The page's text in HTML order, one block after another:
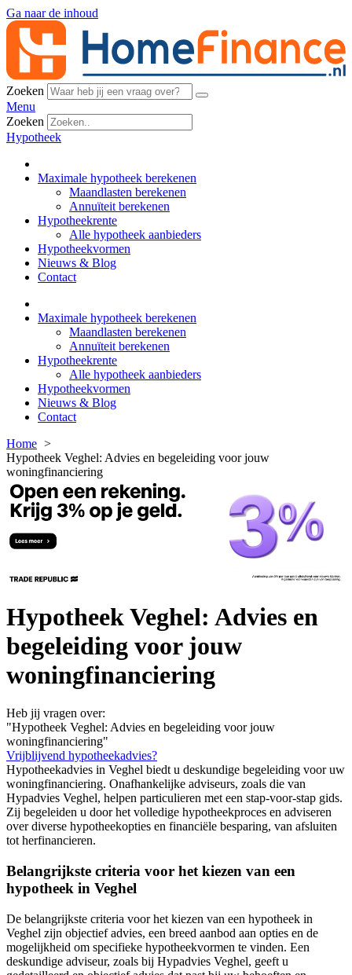
Ga naar de inhoud
Zoeken
Menu
Zoeken
Hypotheek
Maximale hypotheek berekenen
Maandlasten berekenen
Annuïteit berekenen
Hypotheekrente
Alle hypotheek aanbieders
Hypotheekvormen
Nieuws & Blog
Contact
Maximale hypotheek berekenen
Maandlasten berekenen
Annuïteit berekenen
Hypotheekrente
Alle hypotheek aanbieders
Hypotheekvormen
Nieuws & Blog
Contact
Home
Hypotheek Veghel: Advies en begeleiding voor jouw
woningfinanciering
Hypotheek Veghel: Advies en
begeleiding voor jouw
woningfinanciering
Heb jij vragen over:
"Hypotheek Veghel: Advies en begeleiding voor jouw
woningfinanciering"
Vrijblijvend hypotheekadvies?
Hypotheekadvies in Veghel biedt u deskundige begeleiding voor uw
woningfinanciering. Onafhankelijke adviseurs, zoals die van
Hypadvies Veghel, helpen particulieren met een stap-voor-stap gids.
Zij begeleiden u door het volledige hypotheekproces en adviseren
over diverse hypotheekopties en financiële besparing, van afsluiten
tot herfinancieren.
Belangrijkste criteria voor het kiezen van een
hypotheek in Veghel
De belangrijkste criteria voor het kiezen van een hypotheek in
Veghel zijn objectief advies, een breed aanbod aan opties en de
mogelijkheid om specifieke hypotheekvormen te vinden. Een
deskundige adviseur, zoals bij Hypadvies Veghel, geeft u